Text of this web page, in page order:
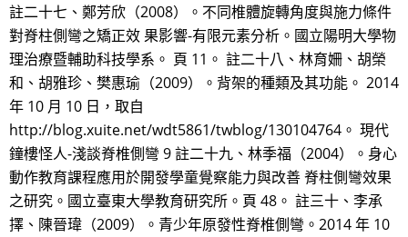
註二十七、鄭芳欣（2008）。不同椎體旋轉角度與施力條件
對脊柱側彎之矯正效 果影響-有限元素分析。國立陽明大學物
理治療暨輔助科技學系。 頁 11。 註二十八、林育姍、胡榮
和、胡雅珍、樊惠瑜（2009）。背架的種類及其功能。 2014
年 10 月 10 日，取自
http://blog.xuite.net/wdt5861/twblog/130104764。 現代
鐘樓怪人-淺談脊椎側彎 9 註二十九、林季福（2004）。身心
動作教育課程應用於開發學童覺察能力與改善 脊柱側彎效果
之研究。國立臺東大學教育研究所。頁 48。 註三十、李承
擇、陳晉瑋（2009）。青少年原發性脊椎側彎。2014 年 10